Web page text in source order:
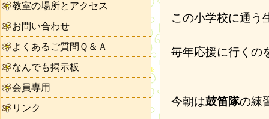
この小学校に通う
毎年応援に行くの
今朝は鼓笛隊の練
教室の場所とアクセス
お問い合わせ
よくあるご質問Ｑ＆Ａ
なんでも掲示板
会員専用
リンク